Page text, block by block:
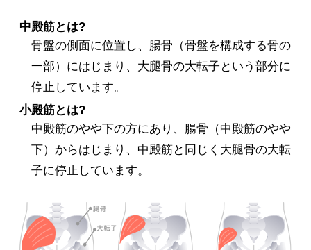
中殿筋とは?
骨盤の側面に位置し、腸骨（骨盤を構成する骨の
一部）にはじまり、大腿骨の大転子という部分に
停止しています。
小殿筋とは?
中殿筋のやや下の方にあり、腸骨（中殿筋のやや
下）からはじまり、中殿筋と同じく大腿骨の大転
子に停止しています。